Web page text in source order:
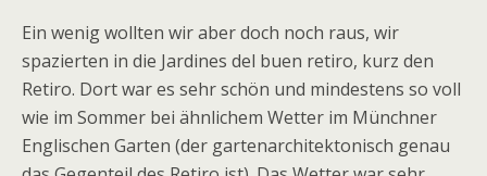
Ein wenig wollten wir aber doch noch raus, wir
spazierten in die Jardines del buen retiro, kurz den
Retiro. Dort war es sehr schön und mindestens so voll
wie im Sommer bei ähnlichem Wetter im Münchner
Englischen Garten (der gartenarchitektonisch genau